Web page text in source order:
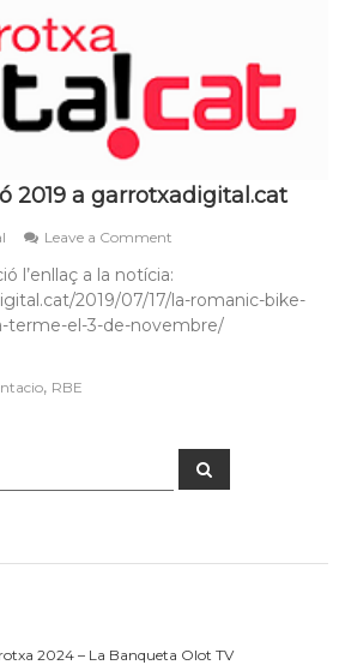
2019 a garrotxadigital.cat
Leave a Comment
edició
2019
a
l’enllaç a la notícia:
2019/07/17/la-romanic-bike-
terme-el-3-de-novembre/
, RBE
Search
2024 – La Banqueta Olot TV